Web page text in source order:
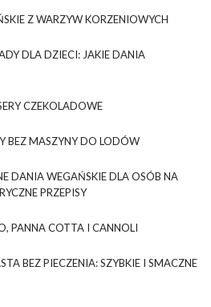
Z WARZYW KORZENIOWYCH
DLA DZIECI: JAKIE DANIA
CZEKOLADOWE
BEZ MASZYNY DO LODÓW
DANIA WEGAŃSKIE DLA OSÓB NA
PRZEPISY
PANNA COTTA I CANNOLI
BEZ PIECZENIA: SZYBKIE I SMACZNE